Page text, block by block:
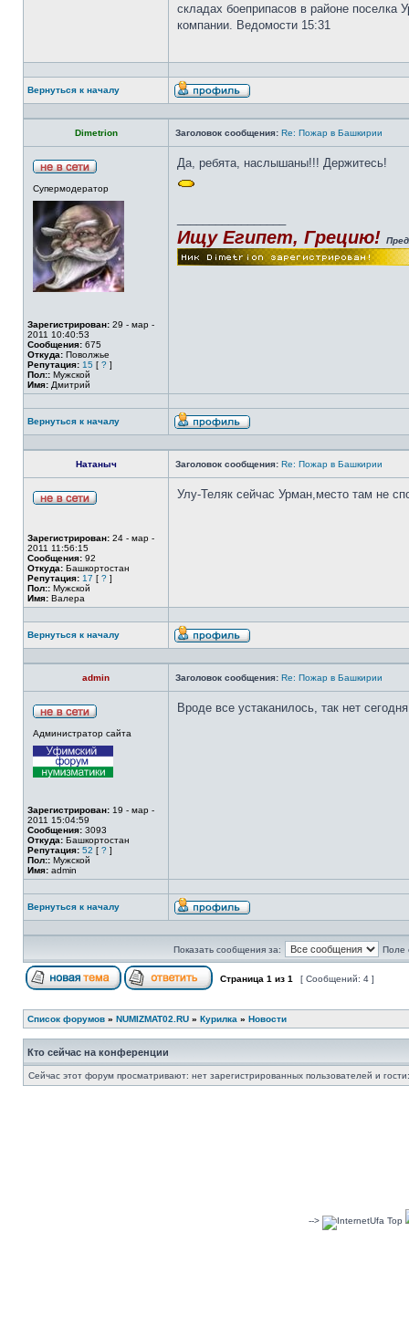
складах боеприпасов в районе поселка
компании. Ведомости 15:31
Вернуться к началу
Dimetrion Заголовок сообщения: Re: Пожар в Башкирии
Супермодератор
Зарегистрирован: 29 - мар -
2011 10:40:53
Сообщения: 675
Откуда: Поволжье
Репутация: 15 [ ? ]
Пол:: Мужской
Имя: Дмитрий
Да, ребята, наслышаны!!! Держитесь!
Ищу Египет, Грецию!
Вернуться к началу
Натаныч Заголовок сообщения: Re: Пожар в Башкирии
Зарегистрирован: 24 - мар -
2011 11:56:15
Сообщения: 92
Откуда: Башкортостан
Репутация: 17 [ ? ]
Пол:: Мужской
Имя: Валера
Улу-Теляк сейчас Урман,место там не
Вернуться к началу
admin Заголовок сообщения: Re: Пожар в Башкирии
Администратор сайта
Зарегистрирован: 19 - мар -
2011 15:04:59
Сообщения: 3093
Откуда: Башкортостан
Репутация: 52 [ ? ]
Пол:: Мужской
Имя: admin
Вроде все устаканилось, так нет
Вернуться к началу
Показать сообщения за: Поле
Страница 1 из 1 [ Сообщений: 4 ]
Список форумов » NUMIZMAT02.RU » Курилка » Новости
Кто сейчас на конференции
Сейчас этот форум просматривают: нет зарегистрированных пользователей и
-->